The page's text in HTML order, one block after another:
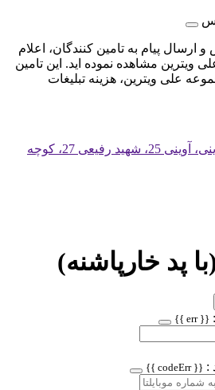
ارسال پیام به تامین کنندگان، اعلام
ویترین مشاهده نموده اید. این تامین
علی ویترین، هزینه تبلیغات
مشهد، بلوار شهید آوینی، آوینی 25، شهید رفیعی 27، کوچه
پد خارپاشنه)
{{ err }}
:
{{ codeErr }}